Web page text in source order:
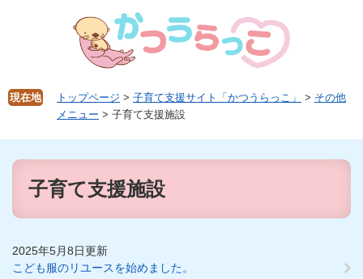
頭
で
飛
ば
現在地 トップページ > 子育て支援サイト「かつうらっこ」 > その他
メニュー > 子育て支援施設
本
子育て支援施設
2025年5月8日更新
こども服のリユースを始めました。